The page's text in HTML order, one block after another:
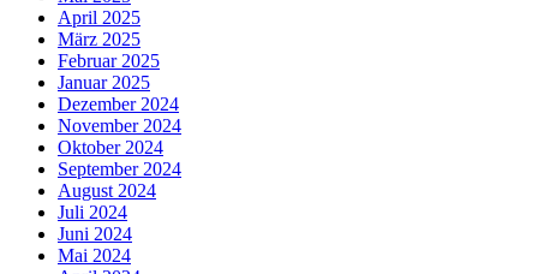
April 2025
März 2025
Februar 2025
Januar 2025
Dezember 2024
November 2024
Oktober 2024
September 2024
August 2024
Juli 2024
Juni 2024
Mai 2024